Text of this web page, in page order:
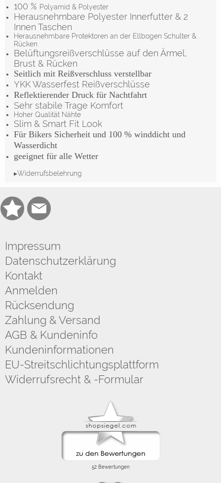
100 % Polyamid & Polyester
Herausnehmbare Polyester Innerfutter & 2
Innen Taschen
Herausnehmbare Protektoren an der Ellbogen Schulter &
Rücken
Belüftungsreißverschlüsse auf den Ärmel,
Brust & Rücken
Seitlich mit Reißverschluss verstellbar
YKK Wasserfest Reißverschlüsse
Reflektierender Druck für Nachtfahrt
Sehr stabile Trage Komfort
Hoher Qualität Nähte
Slim & Smart Fit Look
Für Bikers Sicherheit und 100 % winddicht und
Wasserdicht
geeignet für alle Wetter
▸Widerrufsbelehrung
Impressum
Datenschutzerklärung
Kontakt
Anmelden
Rücksendung
Zahlung & Versand
AGB & Kundeninfo
Kundeninformationen
EU-Streitschlichtungsplattform
Widerrufsrecht & -Formular